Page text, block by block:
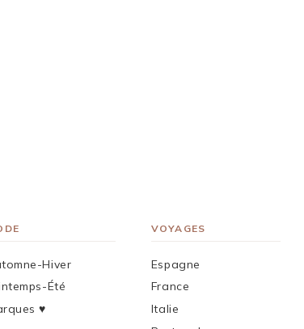
Hiver
Été
♥︎
VOYAGES
Espagne
France
Italie